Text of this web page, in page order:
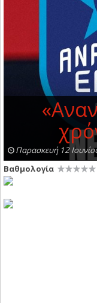
Παρασκευή 12
Βαθμολογία